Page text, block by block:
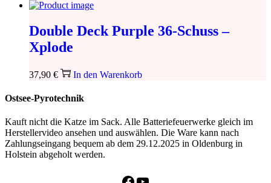
Double Deck Purple 36-Schuss –
Xplode
37,90 € In den Warenkorb
Ostsee-Pyrotechnik
Kauft nicht die Katze im Sack. Alle Batteriefeuerwerke gleich im
Herstellervideo ansehen und auswählen. Die Ware kann nach
Zahlungseingang bequem ab dem 29.12.2025 in Oldenburg in
Holstein abgeholt werden.